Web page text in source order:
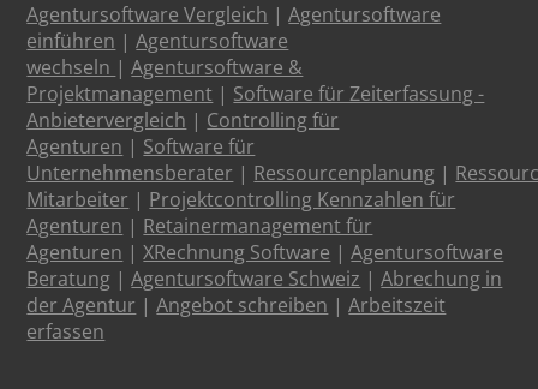
Agentursoftware Vergleich |Agentursoftware
einführen |Agentursoftware
wechseln |Agentursoftware &
Projektmanagement | Software für Zeiterfassung -
Anbietervergleich | Controlling für
Agenturen | Software für
Unternehmensberater | Ressourcenplanung |
Mitarbeiter | Projektcontrolling Kennzahlen für
Agenturen | Retainermanagement für
Agenturen |XRechnung Software |Agentursoftware
Beratung |Agentursoftware Schweiz |Abrechung in
der Agentur |Angebot schreiben |Arbeitszeit
erfassen